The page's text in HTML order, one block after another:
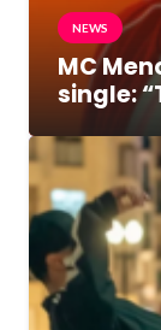
NEWS
MC
single: